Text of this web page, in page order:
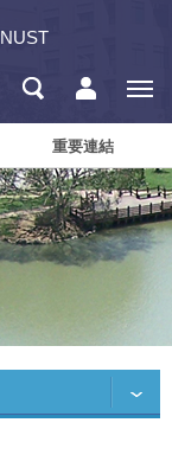
NUST
重要連結